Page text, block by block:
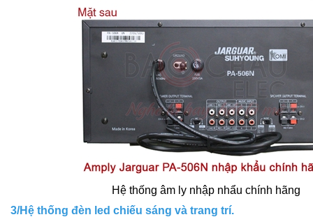
Hệ thống âm ly nhập nhẩu chính hãng
3/Hệ thống đèn led chiếu sáng và trang trí.